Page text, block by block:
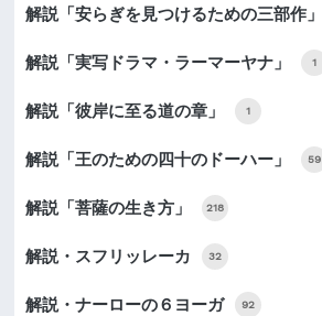
解説「安らぎを見つけるための三部作」
解説「実写ドラマ・ラーマーヤナ」 1
解説「彼岸に至る道の章」 1
解説「王のための四十のドーハー」 59
解説「菩薩の生き方」 218
解説・スフリッレーカ 32
解説・ナーローの６ヨーガ 92